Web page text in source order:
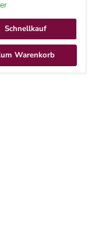
Schnellkauf
Warenkorb